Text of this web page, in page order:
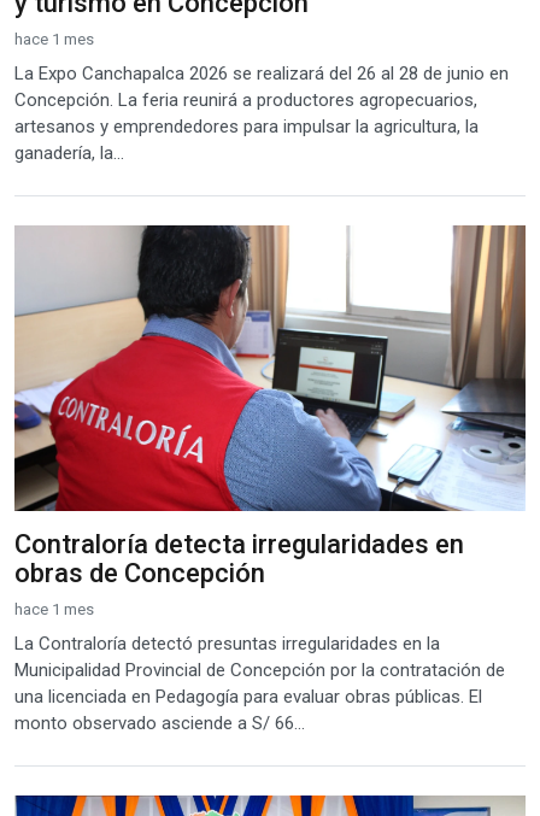
hace 1 mes
La Expo Canchapalca 2026 se realizará del 26 al 28 de junio en
Concepción. La feria reunirá a productores agropecuarios,
artesanos y emprendedores para impulsar la agricultura, la
ganadería, la...
Contraloría detecta irregularidades en
obras de Concepción
hace 1 mes
La Contraloría detectó presuntas irregularidades en la
Municipalidad Provincial de Concepción por la contratación de
una licenciada en Pedagogía para evaluar obras públicas. El
monto observado asciende a S/ 66...